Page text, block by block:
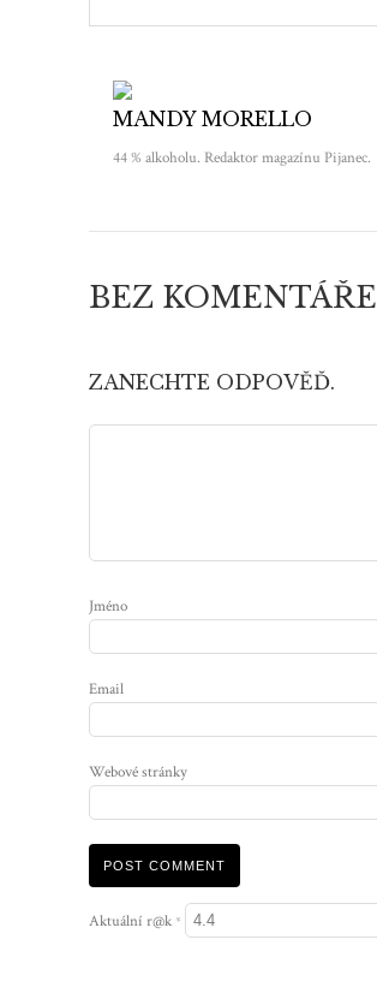
MANDY MORELLO
44 % alkoholu. Redaktor magazínu Pijanec.
BEZ KOMENTÁŘE
ZANECHTE ODPOVĚĎ.
Jméno
Email
Webové stránky
Aktuální r@k *